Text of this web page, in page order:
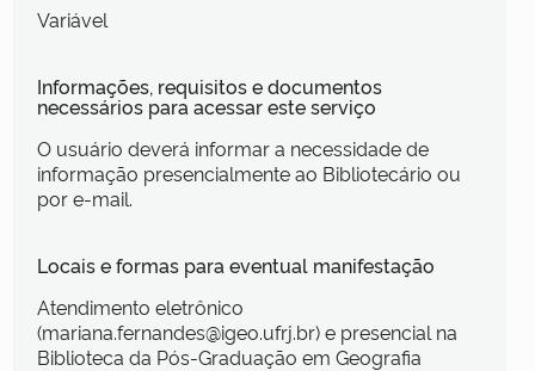
Variável
Informações, requisitos e documentos
necessários para acessar este serviço
O usuário deverá informar a necessidade de
informação presencialmente ao Bibliotecário ou
por e-mail.
Locais e formas para eventual manifestação
Atendimento eletrônico
(mariana.fernandes@igeo.ufrj.br) e presencial na
Biblioteca da Pós-Graduação em Geografia